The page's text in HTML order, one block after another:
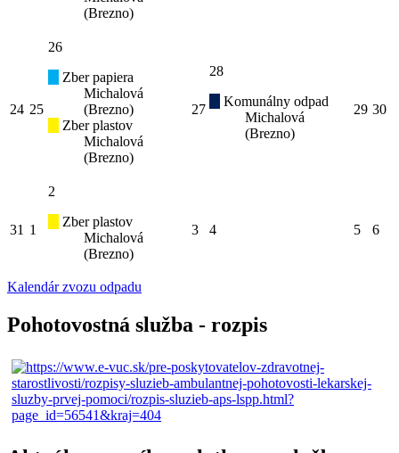
(Brezno)
24 25
26
Zber papiera
Michalová
(Brezno)
Zber plastov
Michalová
(Brezno)
27
28
Komunálny odpad
Michalová
(Brezno)
29 30
31 1
2
Zber plastov
Michalová
(Brezno)
3 4 5 6
Kalendár zvozu odpadu
Pohotovostná služba - rozpis